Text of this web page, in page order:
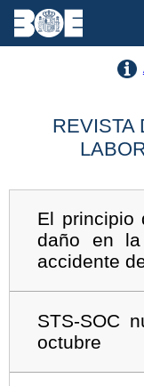
REVISTA
El principio
daño en la
accidente
STS-SOC
octubre